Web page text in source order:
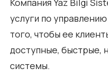
Компания Yaz Bilgi
услуги по
того, чтобы ее
доступные, быстрые,
системы.